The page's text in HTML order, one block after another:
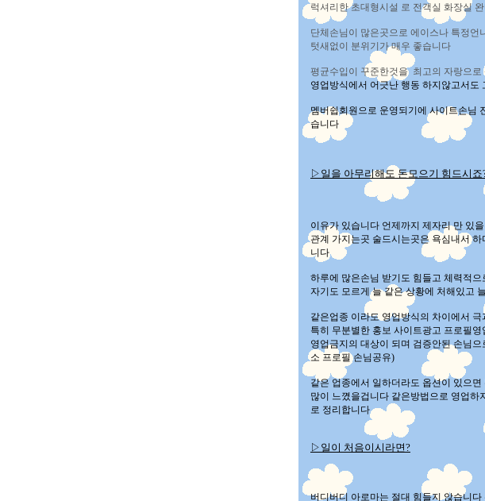
럭셔리한 초대형시설 로 전객실 화장실
단체손님이 많은곳으로 에이스나 특정언
텃새없이 분위기가 매우 좋습니다
평균수입이 꾸준한것을 최고의 자랑으
영업방식에서 어긋난 행동 하지않고서도
멤버쉽회원으로 운영되기에 사이트손님
습니다
▷일을 아무리해도 돈모으기 힘드시죠
이유가 있습니다 언제까지 제자리 만 있
관계 가지는곳 술드시는곳은 욕심내서
니다
하루에 많은손님 받기도 힘들고 체력적
자기도 모르게 늘 같은 상황에 처해있고
같은업종 이라도 영업방식의 차이에서
특히 무분별한 홍보 사이트광고 프로필
영업금지의 대상이 되며 검증안된 손님
소 프로필 손님공유)
같은 업종에서 일하더라도 옵션이 있으
많이 느꼈을겁니다 같은방법으로 영업
로 정리합니다
▷일이 처음이시라면?
버디버디 아로마는 절대 힘들지 않습니